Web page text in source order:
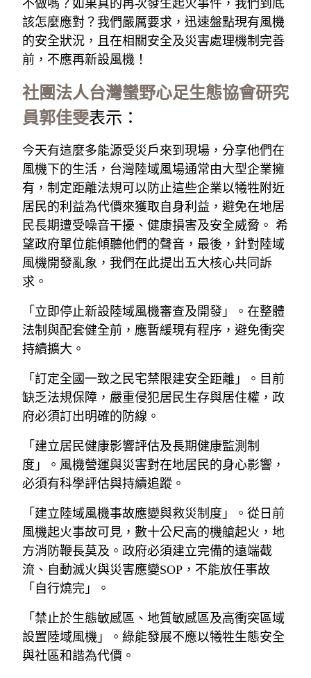
不做嗎？如果真的再次發生起火事件，我們到底
該怎麼應對？我們嚴厲要求，迅速盤點現有風機
的安全狀況，且在相關安全及災害處理機制完善
前，不應再新設風機！
社團法人台灣蠻野心足生態協會研究
員郭佳雯表示：
今天有這麼多能源受災戶來到現場，分享他們在
風機下的生活，台灣陸域風場通常由大型企業擁
有，制定距離法規可以防止這些企業以犧牲附近
居民的利益為代價來獲取自身利益，避免在地居
民長期遭受噪音干擾、健康損害及安全威脅。 希
望政府單位能傾聽他們的聲音，最後，針對陸域
風機開發亂象，我們在此提出五大核心共同訴
求。
「立即停止新設陸域風機審查及開發」。在整體
法制與配套健全前，應暫緩現有程序，避免衝突
持續擴大。
「訂定全國一致之民宅禁限建安全距離」。目前
缺乏法規保障，嚴重侵犯居民生存與居住權，政
府必須訂出明確的防線。
「建立居民健康影響評估及長期健康監測制
度」。風機營運與災害對在地居民的身心影響，
必須有科學評估與持續追蹤。
「建立陸域風機事故應變與救災制度」。從日前
風機起火事故可見，數十公尺高的機艙起火，地
方消防鞭長莫及。政府必須建立完備的遠端截
流、自動滅火與災害應變SOP，不能放任事故
「自行燒完」。
「禁止於生態敏感區、地質敏感區及高衝突區域
設置陸域風機」。綠能發展不應以犧牲生態安全
與社區和諧為代價。